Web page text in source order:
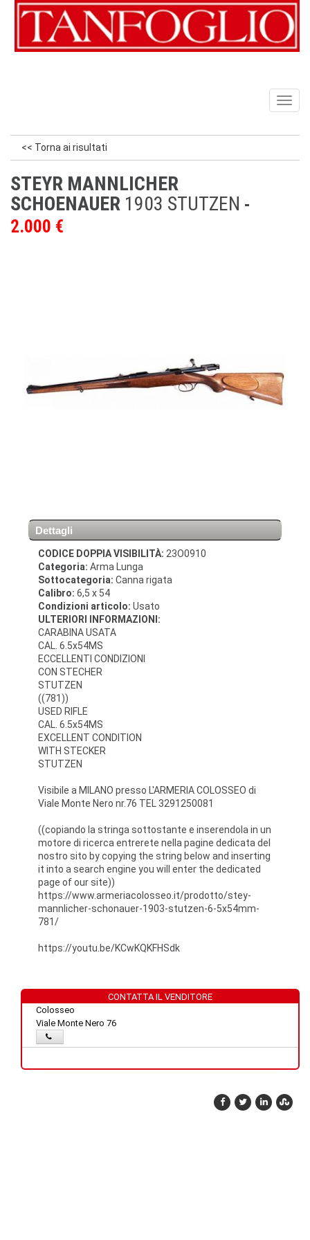
<< Torna ai risultati
STEYR MANNLICHER
SCHOENAUER 1903 STUTZEN
2.000 €
Dettagli
CODICE DOPPIA VISIBILITÀ: 23O0910
Categoria: Arma Lunga
Sottocategoria: Canna rigata
Calibro: 6,5 x 54
Condizioni articolo: Usato
ULTERIORI INFORMAZIONI:
CARABINA USATA
CAL. 6.5x54MS
ECCELLENTI CONDIZIONI
CON STECHER
STUTZEN
((781))
USED ​​RIFLE
CAL. 6.5x54MS
EXCELLENT CONDITION
WITH STECKER
STUTZEN
Visibile a MILANO presso L'ARMERIA COLOSSEO di
Viale Monte Nero nr.76 TEL 3291250081
((copiando la stringa sottostante e inserendola in un
motore di ricerca entrerete nella pagine dedicata del
nostro sito by copying the string below and inserting
it into a search engine you will enter the dedicated
page of our site))
https://www.armeriacolosseo.it/prodotto/stey-
mannlicher-schonauer-1903-stutzen-6-5x54mm-
781/
https://youtu.be/KCwKQKFHSdk
CONTATTA IL VENDITORE
Colosseo
Viale Monte Nero 76